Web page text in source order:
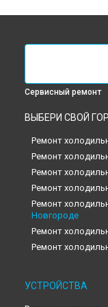
Сервисный ремонт
ВЫБЕРИ СВОЙ
Ремонт
Ремонт
Ремонт
Ремонт
Ремонт
Новгороде
Ремонт
Ремонт
Ремонт
УСТРОЙСТВА